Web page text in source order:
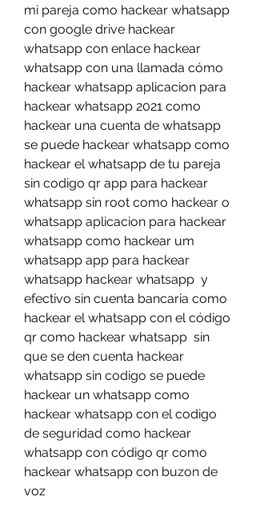
mi pareja como hackear whatsapp
con google drive hackear
whatsapp con enlace hackear
whatsapp con una llamada cómo
hackear whatsapp aplicacion para
hackear whatsapp 2021 como
hackear una cuenta de whatsapp
se puede hackear whatsapp como
hackear el whatsapp de tu pareja
sin codigo qr app para hackear
whatsapp sin root como hackear o
whatsapp aplicacion para hackear
whatsapp como hackear um
whatsapp app para hackear
whatsapp hackear whatsapp  y
efectivo sin cuenta bancaria como
hackear el whatsapp con el código
qr como hackear whatsapp  sin
que se den cuenta hackear
whatsapp sin codigo se puede
hackear un whatsapp como
hackear whatsapp con el codigo
de seguridad como hackear
whatsapp con código qr como
hackear whatsapp con buzon de
voz